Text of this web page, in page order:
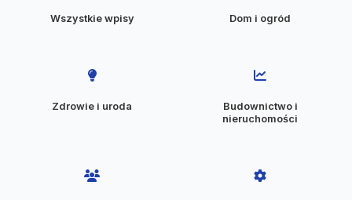
Wszystkie wpisy Dom i ogród
Zdrowie i uroda
Budownictwo i
nieruchomości